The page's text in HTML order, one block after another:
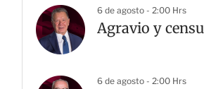
6 de agosto - 2:00 Hrs
Agravio y
6 de agosto - 2:00 Hrs